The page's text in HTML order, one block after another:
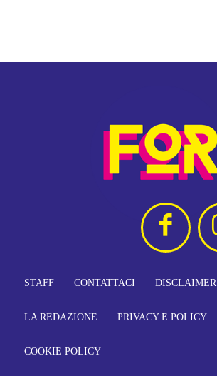
STAFF CONTATTACI DISCLAIMER
LA REDAZIONE PRIVACY E POLICY
COOKIE POLICY